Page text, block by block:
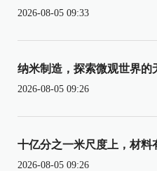
2026-08-05 09:33
纳米制造，探索微观世界的
2026-08-05 09:26
十亿分之一米尺度上，材料
2026-08-05 09:26